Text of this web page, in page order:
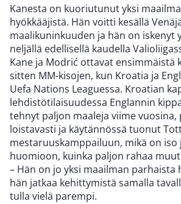
Kanesta on kuoriutunut yksi
hyökkääjistä. Hän voitti kesällä
maalikuninkuuden ja hän on iskenyt
neljällä edellisellä kaudella
Kane ja Modrić ottavat ensimmäistä
sitten MM-kisojen, kun Kroatia ja
Uefa Nations Leaguessa. Kroatian
lehdistötilaisuudessa Englannin
tehnyt paljon maaleja viime vuosina,
loistavasti ja käytännössä tuonut
mestaruuskamppailuun, mikä on
huomioon, kuinka paljon rahaa
– Hän on jo yksi maailman parhaista
hän jatkaa kehittymistä samalla
tulla vielä parempi.